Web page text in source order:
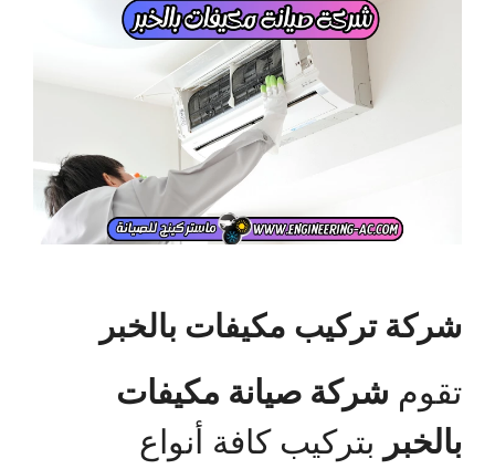
شركة تركيب مكيفات بالخبر
تقوم شركة صيانة مكيفات
بالخبر بتركيب كافة أنواع